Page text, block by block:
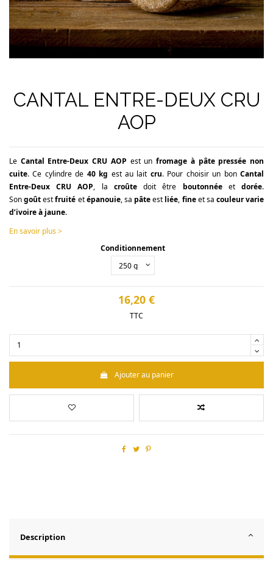
CANTAL ENTRE-DEUX CRU
AOP
Le Cantal Entre-Deux CRU AOP est unfromage à pâte pressée non
cuite. Ce cylindre de 40 kg est au lait cru. Pour choisir un bonCantal
Entre-DeuxCRU AOP, la croûtedoit être boutonnéeetdorée.
Songoûtestfruité etépanouie, sa pâteest liée, fineet sa couleur varie
d’ivoire à jaune.
En savoir plus >
Conditionnement
16,20 €
TTC
Ajouter au panier
Description